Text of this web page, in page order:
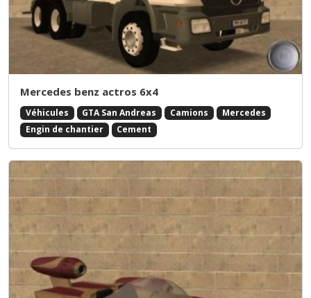
Mercedes benz actros 6x4
Véhicules GTA San Andreas Camions
Mercedes
Engin de chantier
Cement